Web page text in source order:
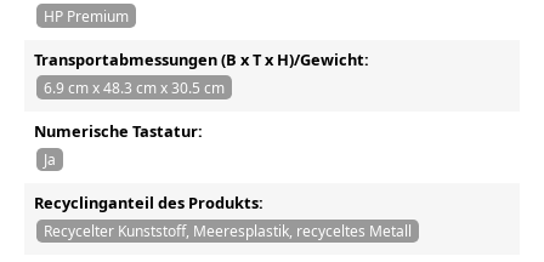
HP Premium
Transportabmessungen (B x T x H)/Gewicht:
6.9 cm x 48.3 cm x 30.5 cm
Numerische Tastatur:
Ja
Recyclinganteil des Produkts:
Recycelter Kunststoff, Meeresplastik, recyceltes Metall